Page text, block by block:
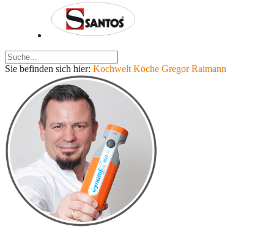
Sie befinden sich hier: Kochwelt Köche Gregor Raimann